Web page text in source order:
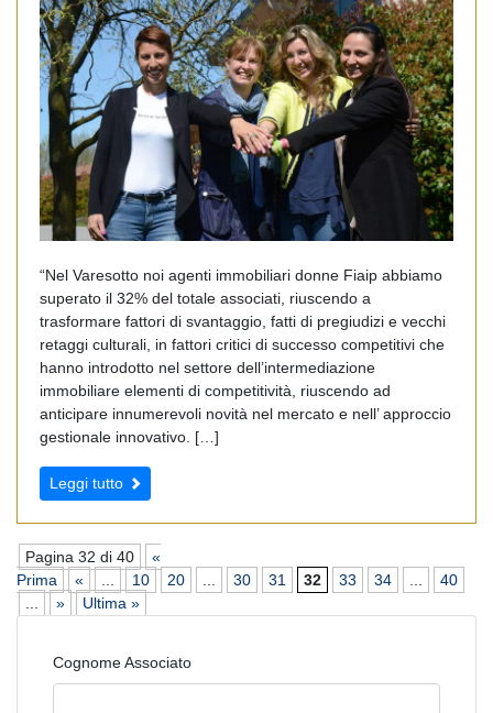
“Nel Varesotto noi agenti immobiliari donne Fiaip abbiamo
superato il 32% del totale associati, riuscendo a
trasformare fattori di svantaggio, fatti di pregiudizi e vecchi
retaggi culturali, in fattori critici di successo competitivi che
hanno introdotto nel settore dell’intermediazione
immobiliare elementi di competitività, riuscendo ad
anticipare innumerevoli novità nel mercato e nell’ approccio
gestionale innovativo. […]
Leggi tutto
Pagina 32 di 40
«
Prima
« ... 10 20 ... 30 31 32 33 34 ...
40
...
» Ultima »
Cognome Associato